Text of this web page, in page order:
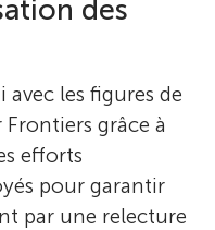
des
les figures de
grâce à
efforts
pour garantir
par une relecture